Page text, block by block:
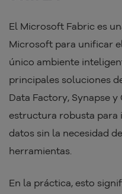
El Microsoft Fabric es
Microsoft para unificar
único ambiente
principales soluciones
Data Factory, Synapse
estructura robusta para
datos sin la necesidad
herramientas.
En la práctica, esto